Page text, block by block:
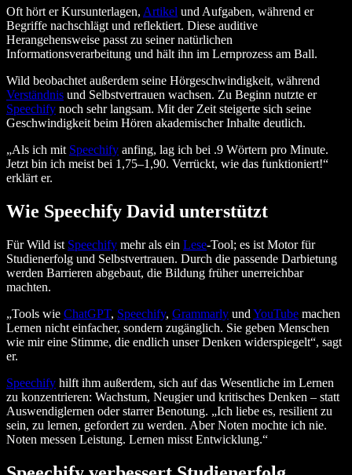
Oft hört er Kursunterlagen, Artikel und Aufgaben, während er
Begriffe nachschlägt und reflektiert. Diese auditive
Herangehensweise passt zu seiner natürlichen
Informationsverarbeitung und hält ihn im Lernprozess am Ball.
Wild beobachtet außerdem seine Hörgeschwindigkeit, während
Verständnis und Selbstvertrauen wachsen. Zu Beginn nutzte er
Speechify noch sehr langsam. Mit der Zeit steigerte sich seine
Geschwindigkeit beim Hören akademischer Inhalte deutlich.
„Als ich mit Speechify anfing, lag ich bei .9 Wörtern pro Minute.
Jetzt bin ich meist bei 1,75–1,90. Verrückt, wie das funktioniert!“
erklärt er.
Wie Speechify David unterstützt
Für Wild ist Speechify mehr als ein Lese-Tool; es ist Motor für
Studienerfolg und Selbstvertrauen. Durch die passende Darbietung
werden Barrieren abgebaut, die Bildung früher unerreichbar
machten.
„Tools wie ChatGPT, Speechify, Grammarly und YouTube machen
Lernen nicht einfacher, sondern zugänglich. Sie geben Menschen
wie mir eine Stimme, die endlich unser Denken widerspiegelt“, sagt
er.
Speechify hilft ihm außerdem, sich auf das Wesentliche im Lernen
zu konzentrieren: Wachstum, Neugier und kritisches Denken – statt
Auswendiglernen oder starrer Benotung. „Ich liebe es, resilient zu
sein, zu lernen, gefordert zu werden. Aber Noten mochte ich nie.
Noten messen Leistung. Lernen misst Entwicklung.“